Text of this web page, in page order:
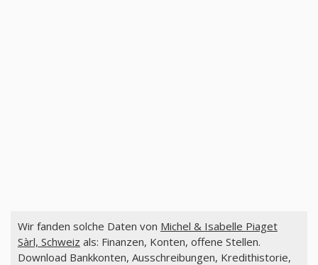
Wir fanden solche Daten von Michel & Isabelle Piaget
Sàrl, Schweiz als: Finanzen, Konten, offene Stellen.
Download Bankkonten, Ausschreibungen, Kredithistorie,